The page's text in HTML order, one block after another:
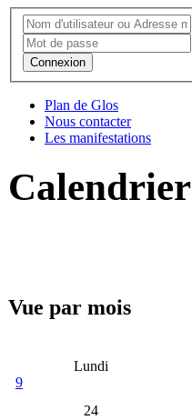
Connexion
Plan de Glos
Nous contacter
Les manifestations
Calendrier
Vue par mois
Lundi
9
24